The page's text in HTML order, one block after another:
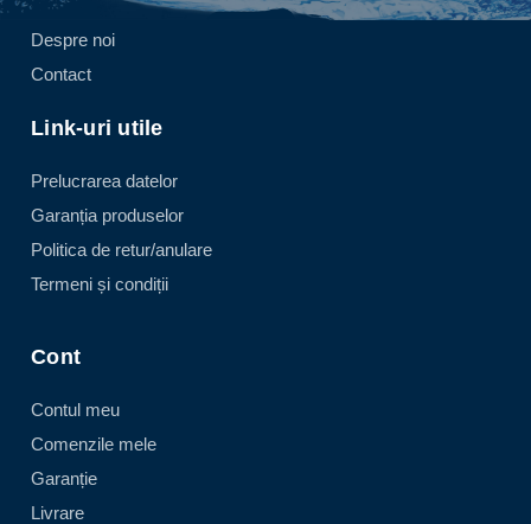
Despre noi
Contact
Link-uri utile
Prelucrarea datelor
Garanția produselor
Politica de retur/anulare
Termeni și condiții
Cont
Contul meu
Comenzile mele
Garanție
Livrare